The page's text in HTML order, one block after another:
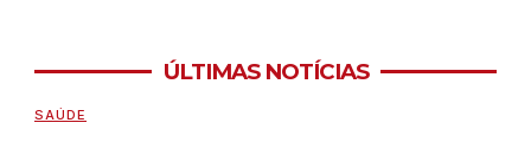
ÚLTIMAS NOTÍCIAS
SAÚDE